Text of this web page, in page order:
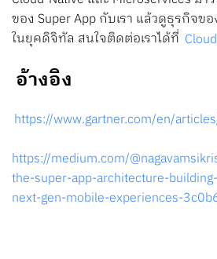
ของ Super App กับเรา แล้วดูธุรกิจ
ในยุคดิจิทัล สนใจติดต่อเราได้ที่
อ้างอิง
https://www.gartner.com/en/
https://medium.com/
the-super-app-architecture-
next-gen-mobile-experiences-